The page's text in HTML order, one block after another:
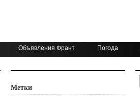
Объявления Франт Погода
Метки